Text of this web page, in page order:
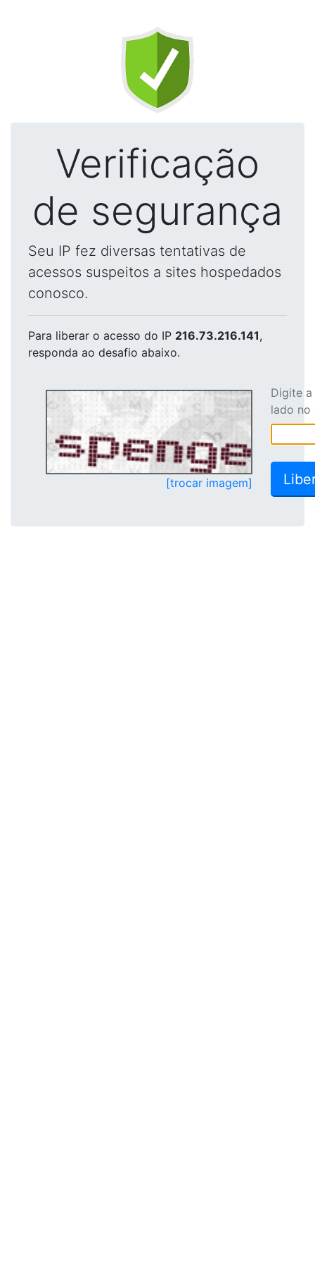
Verificação
de segurança
Seu IP fez diversas tentativas de
acessos suspeitos a sites hospedados
conosco.
Para liberar o acesso do IP 216.73.216.141,
responda ao desafio abaixo.
[trocar imagem]
Digite
lado no